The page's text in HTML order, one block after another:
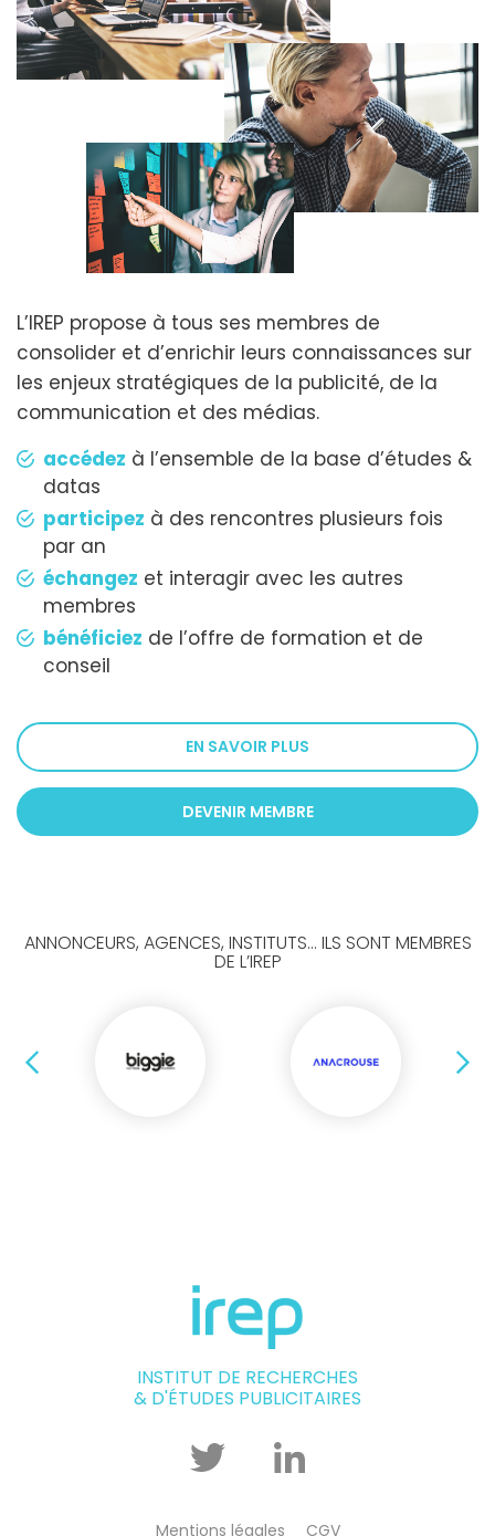
L’IREP propose à tous ses membres de
consolider et d’enrichir leurs connaissances sur
les enjeux stratégiques de la publicité, de la
communication et des médias.
accédez à l’ensemble de la base d’études &
datas
participez à des rencontres plusieurs fois
par an
échangez et interagir avec les autres
membres
bénéficiez de l’offre de formation et de
conseil
EN SAVOIR PLUS
DEVENIR MEMBRE
ANNONCEURS, AGENCES, INSTITUTS... ILS SONT MEMBRES
DE L’IREP
Précédent
INSTITUT DE RECHERCHES
& D'ÉTUDES PUBLICITAIRES
Twitter Linkedin
Mentions légales CGV